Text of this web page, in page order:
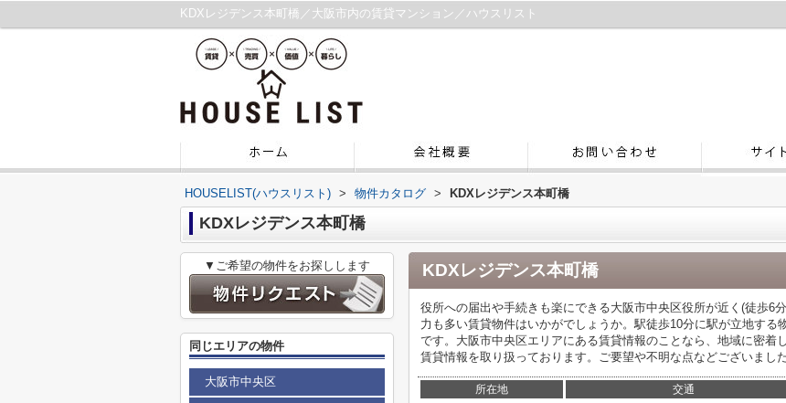
KDXレジデンス本町橋／大阪市内の賃貸マンション／ハウスリスト
HOUSELIST(ハウスリスト) > 物件カタログ > KDXレジデンス本町橋
KDXレジデンス本町橋
KDXレジデンス本町橋
役所への届出や手続きも楽にできる大阪市中央区役所が近く(徒歩6
力も多い賃貸物件はいかがでしょうか。駅徒歩10分に駅が立地する
です。大阪市中央区エリアにある賃貸情報のことなら、地域に密着
賃貸情報を取り扱っております。ご要望や不明な点などございまし
所在地 交通
▼ご希望の物件をお探しします
同じエリアの物件
大阪市中央区